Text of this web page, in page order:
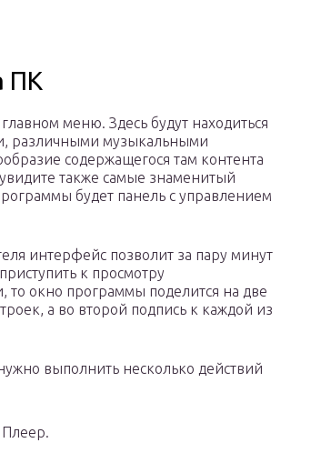
ПК
меню. Здесь будут находиться
различными музыкальными
содержащегося там контента
также самые знаменитый
будет панель с управлением
интерфейс позволит за пару минут
к просмотру
то окно программы поделится на две
а во второй подпись к каждой из
выполнить несколько действий